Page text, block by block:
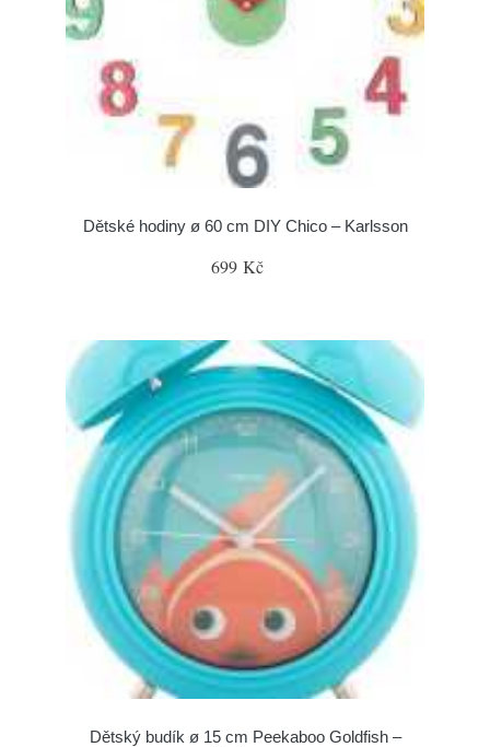
Dětské hodiny ø 60 cm DIY Chico – Karlsson
699 Kč
Dětský budík ø 15 cm Peekaboo Goldfish –